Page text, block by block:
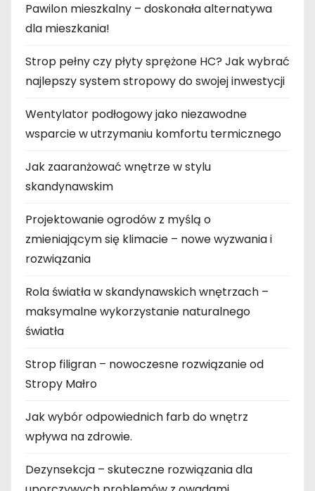
Pawilon mieszkalny – doskonała alternatywa
dla mieszkania!
Strop pełny czy płyty sprężone HC? Jak wybrać
najlepszy system stropowy do swojej inwestycji
Wentylator podłogowy jako niezawodne
wsparcie w utrzymaniu komfortu termicznego
Jak zaaranżować wnętrze w stylu
skandynawskim
Projektowanie ogrodów z myślą o
zmieniającym się klimacie – nowe wyzwania i
rozwiązania
Rola światła w skandynawskich wnętrzach –
maksymalne wykorzystanie naturalnego
światła
Strop filigran – nowoczesne rozwiązanie od
Stropy Małro
Jak wybór odpowiednich farb do wnętrz
wpływa na zdrowie.
Dezynsekcja – skuteczne rozwiązania dla